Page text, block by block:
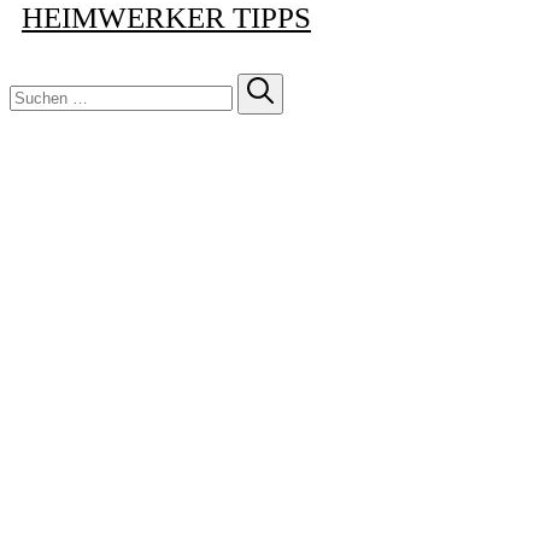
HEIMWERKER TIPPS
Suchen
nach: